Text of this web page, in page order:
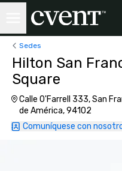
Sedes
Hilton San
Square
Calle O'Farrell 333, San
de América, 94102
Comuníquese con